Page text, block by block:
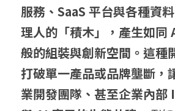
服務、SaaS 平台與各種資
理人的「積木」，產生如同
般的組裝與創新空間。這種
打破單一產品或品牌壟斷，
業開發團隊、甚至企業內部